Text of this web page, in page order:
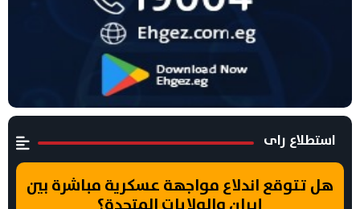
استطلاع راى
هل تتوقع اندلاع مواجهة عسكرية مباشرة بين
إيران والولايات المتحدة؟